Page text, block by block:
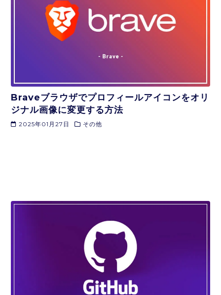
Braveブラウザでプロフィールアイコンをオリ
ジナル画像に変更する方法
2025年01月27日 その他